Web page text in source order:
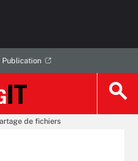
Publication
de fichiers